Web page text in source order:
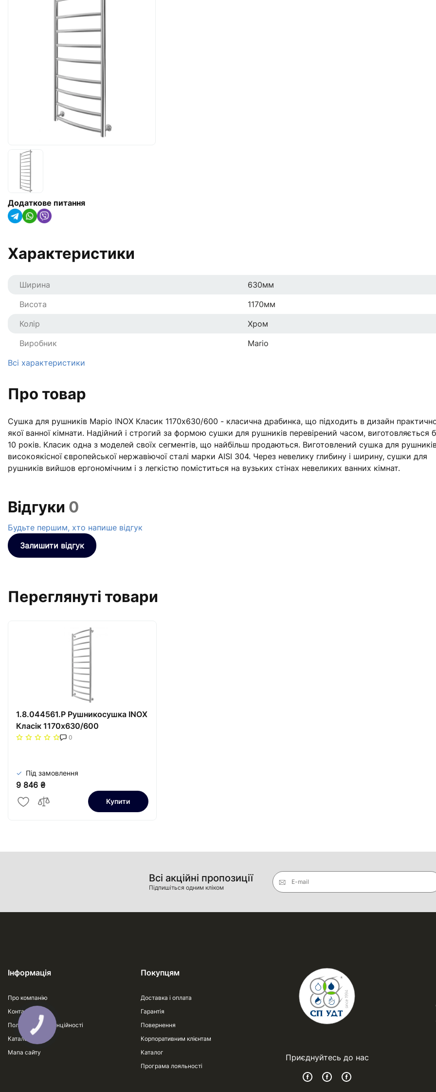
Радіатори опалення, конвектори
та рушникосушарки
Обладнання для котелень
Гідроакумулятори(IMAS Італія)
Насосне обладнання
труб
Сонячні колектори та теплові
Додаткове питання
Характеристики
Ширина
630мм
Висота
1170мм
Колір
Хром
Виробник
Mario
Всі характеристики
Про товар
Сушка для рушників Маріо INOX Класик 1170х630/600 - класична драбинка, що підходить в дизайн
якої ванної кімнати. Надійний і строгий за формою сушки для рушників перевірений часом, виготовляється
10 років. Класик одна з моделей своїх сегментів, що найбільш продаються. Виготовлений сушка для
високоякісної європейської нержавіючої сталі марки AISI 304. Через невелику глибину і ширину, сушки для
рушників вийшов ергономічним і з легкістю поміститься на вузьких стінах невеликих ванних кімнат.
Відгуки 0
Будьте першим, хто напише відгук
Залишити відгук
Переглянуті товари
1.8.044561.P Рушникосушка INOX
Класік 1170х630/600
0
Під замовлення
9 846 ₴
Купити
Всі акційні пропозиції
Підпишіться одним кліком
E-mail
Приєднуйтесь до нас
Інформація
Про компанію
Контакти
Політика конфіденційності
Каталог
Мапа сайту
Покупцям
Доставка і оплата
Гарантія
Повернення
Корпоративним клієнтам
Каталог
Програма лояльності